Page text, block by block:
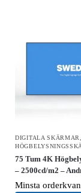
DIGITALA SKÄRMAR
75 Tum 4K
– 2500cd/m2 –
Minsta